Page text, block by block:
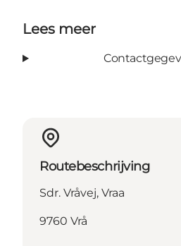
Lees meer
Routebeschrijving
Sdr. Vråvej, Vraa
9760 Vrå